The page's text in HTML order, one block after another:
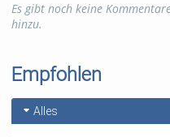
Es gibt noch keine
hinzu.
Empfohlen
Alles